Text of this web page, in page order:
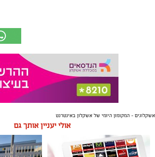
אשקלונים - המקומון היומי של אשקלון באינטרנט
אולי יעניין אותך גם